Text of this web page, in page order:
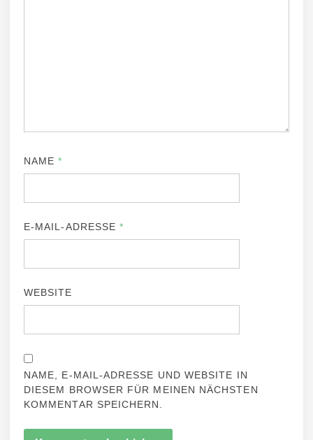
NAME*
E-MAIL-ADRESSE*
WEBSITE
NAME, E-MAIL-ADRESSE UND WEBSITE IN
DIESEM BROWSER FÜR MEINEN NÄCHSTEN
KOMMENTAR SPEICHERN.